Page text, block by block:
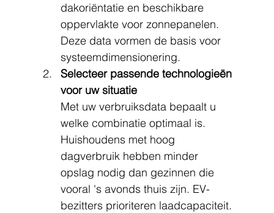
dakoriëntatie en beschikbare
oppervlakte voor zonnepanelen.
Deze data vormen de basis voor
systeemdimensionering.
Selecteer passende technologieën
voor uw situatie
Met uw verbruiksdata bepaalt u
welke combinatie optimaal is.
Huishoudens met hoog
dagverbruik hebben minder
opslag nodig dan gezinnen die
vooral 's avonds thuis zijn. EV-
bezitters prioriteren laadcapaciteit.